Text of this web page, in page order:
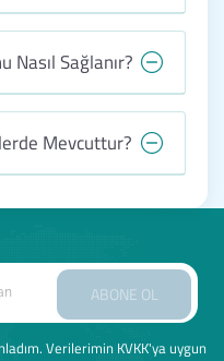
Sağlanır?
Mevcuttur?
ABONE OL
Verilerimin KVKK'ya uygun